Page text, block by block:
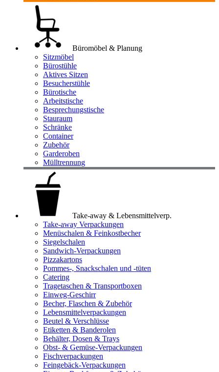
Büromöbel & Planung
Sitzmöbel
Bürostühle
Aktives Sitzen
Besucherstühle
Bürotische
Arbeitstische
Besprechungstische
Stauraum
Schränke
Container
Zubehör
Garderoben
Mülltrennung
Take-away & Lebensmittelverp.
Take-away Verpackungen
Menüschalen & Feinkostbecher
Siegelschalen
Sandwich-Verpackungen
Pizzakartons
Pommes-, Snackschalen und -tüten
Catering
Tragetaschen & Transportboxen
Einweg-Geschirr
Becher, Flaschen & Zubehör
Lebensmittelverpackungen
Beutel & Verschlüsse
Etiketten & Banderolen
Behälter, Dosen & Trays
Obst- & Gemüse-Verpackungen
Fischverpackungen
Feingebäck-Verpackungen